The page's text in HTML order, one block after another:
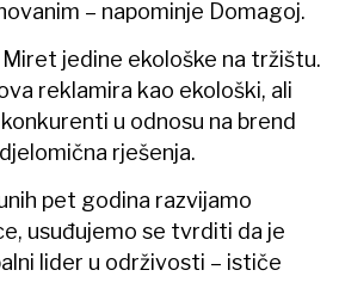
– napominje Domagoj.
jedine ekološke na tržištu.
reklamira kao ekološki, ali
u odnosu na brend
rješenja.
pet godina razvijamo
usuđujemo se tvrditi da je
lider u održivosti – ističe